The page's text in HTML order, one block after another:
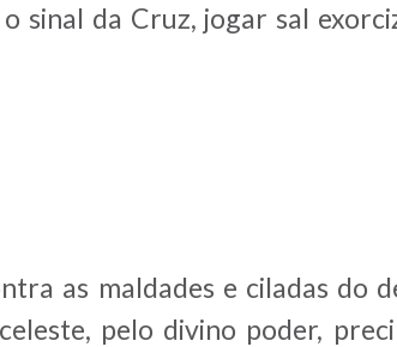
sinal da Cruz, jogar sal
as maldades e ciladas do
pelo divino poder,